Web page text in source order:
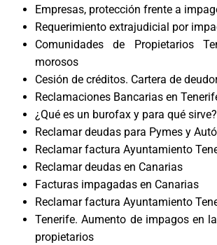
Empresas, protección frente a
Requerimiento extrajudicial por
Comunidades de Propietarios
morosos
Cesión de créditos. Cartera de
Reclamaciones Bancarias en
¿Qué es un burofax y para qué sirve?
Reclamar deudas para Pymes y
Reclamar factura Ayuntamiento
Reclamar deudas en Canarias
Facturas impagadas en Canarias
Reclamar factura Ayuntamiento
Tenerife. Aumento de impagos en
propietarios